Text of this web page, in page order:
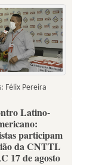
Félix Pereira
Latino-
participam
da CNTTL
17 de agosto